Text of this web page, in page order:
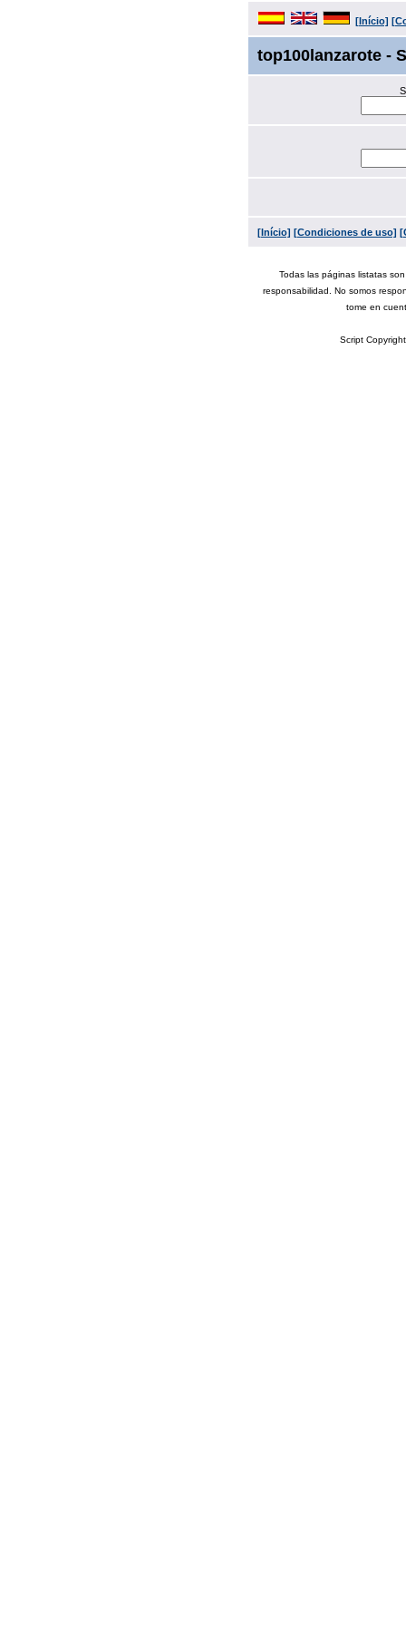
[Início]
top100lanzarote -
[Início] [Condiciones de uso]
Todas las páginas listatas
responsabilidad. No somos
tome en
Script